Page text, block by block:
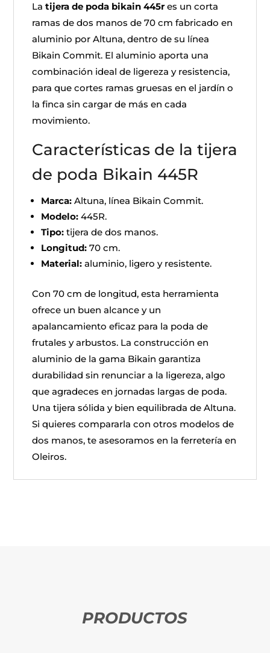
Latijera de poda bikain 445res un corta
ramas de dos manos de 70 cm fabricado en
aluminio por Altuna, dentro de su línea
Bikain Commit. El aluminio aporta una
combinación ideal de ligereza y resistencia,
para que cortes ramas gruesas en el jardín o
la finca sin cargar de más en cada
movimiento.
Características de la tijera
de poda Bikain 445R
Marca: Altuna, línea Bikain Commit.
Modelo: 445R.
Tipo: tijera de dos manos.
Longitud: 70 cm.
Material: aluminio, ligero y resistente.
Con 70 cm de longitud, esta herramienta
ofrece un buen alcance y un
apalancamiento eficaz para la poda de
frutales y arbustos. La construcción en
aluminio de la gama Bikain garantiza
durabilidad sin renunciar a la ligereza, algo
que agradeces en jornadas largas de poda.
Una tijera sólida y bien equilibrada de Altuna.
Si quieres compararla con otros modelos de
dos manos, te asesoramos en la ferretería en
Oleiros.
PRODUCTOS